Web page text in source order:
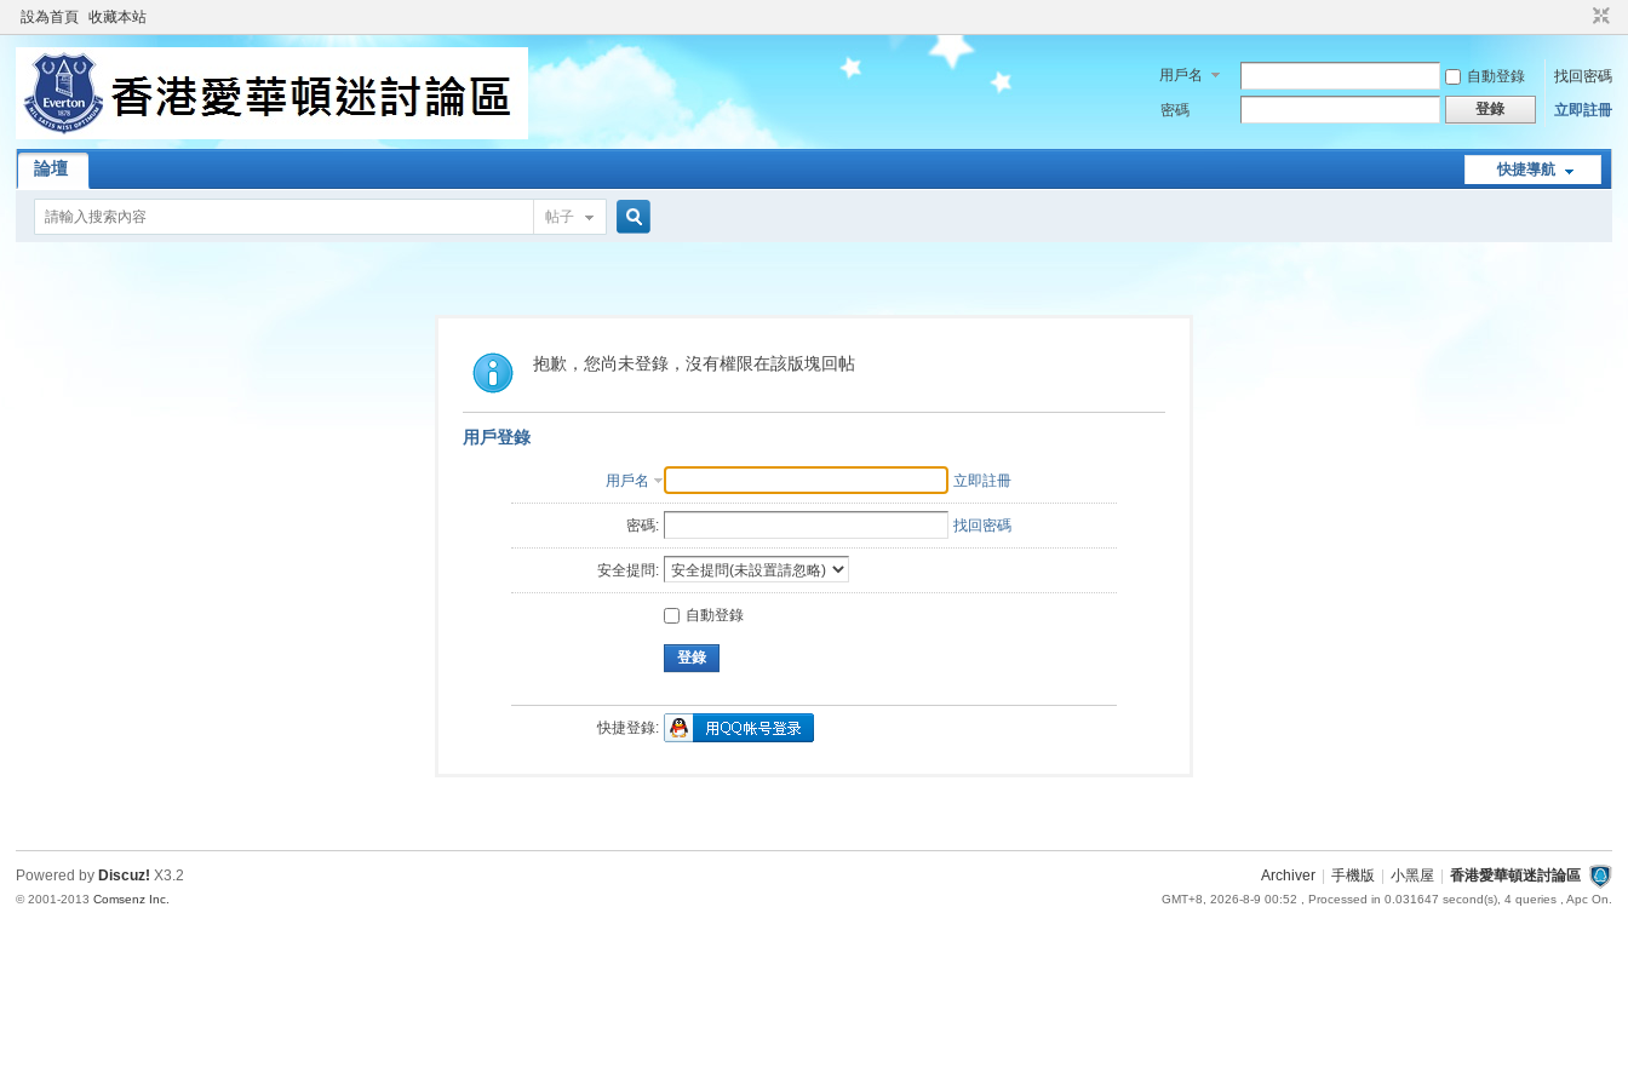
設為首頁 收藏本站
用戶名 自動登錄
找回密碼
密碼
登錄 立即註冊
快捷導航
論壇
帖子
索
抱歉，您尚未登錄，沒有權限在該版塊回帖
用戶登錄
用戶名 立即註冊
密碼: 找回密碼
安全提問:
自動登錄
登錄
快捷登錄:
Archiver 手機版 小黑屋 香港愛華頓迷討論區
GMT+8, 2026-8-9 00:52 , Processed in 0.031647 second(s), 4 queries , Apc On.
Powered by Discuz! X3.2
© 2001-2013Comsenz Inc.